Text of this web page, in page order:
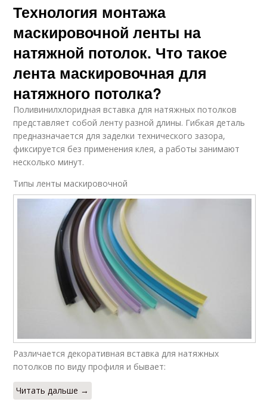
Технология монтажа
маскировочной ленты на
натяжной потолок. Что такое
лента маскировочная для
натяжного потолка?
Поливинилхлоридная вставка для натяжных потолков
представляет собой ленту разной длины. Гибкая деталь
предназначается для заделки технического зазора,
фиксируется без применения клея, а работы занимают
несколько минут.
Типы ленты маскировочной
Различается декоративная вставка для натяжных
потолков по виду профиля и бывает:
Читать дальше →